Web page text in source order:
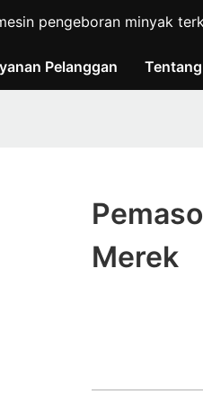
pengeboran minyak
Pelanggan
Merek